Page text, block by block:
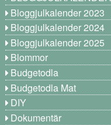
Bloggjulkalender 2023
Bloggjulkalender 2024
Bloggjulkalender 2025
Blommor
Budgetodla
Budgetodla Mat
DIY
Dokumentär